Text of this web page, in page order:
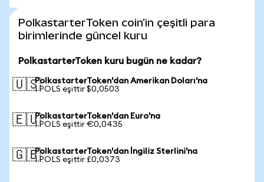
PolkastarterToken coin'in çeşitli para
birimlerinde güncel kuru
PolkastarterToken kuru bugün ne kadar?
🇺🇸PolkastarterToken'dan Amerikan Doları'na
1 POLS eşittir $0,0503
🇪🇺PolkastarterToken'dan Euro'na
1 POLS eşittir €0,0435
🇬🇧PolkastarterToken'dan İngiliz Sterlini'na
1 POLS eşittir £0,0373